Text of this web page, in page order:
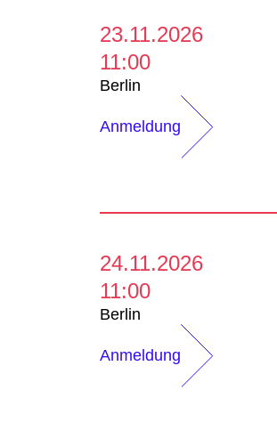
23.11.2026
11:00
Berlin
Anmeldung
24.11.2026
11:00
Berlin
Anmeldung